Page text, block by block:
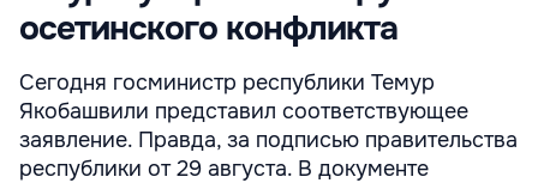
осетинского конфликта
Сегодня госминистр республики Темур
Якобашвили представил соответствующее
заявление. Правда, за подписью правительства
республики от 29 августа. В документе